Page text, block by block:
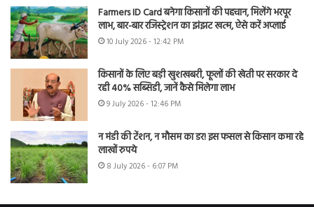
Farmers ID Card बनेगा किसानों की पहचान, मिलेंगे भरपूर
लाभ, बार-बार रजिस्ट्रेशन का झंझट खत्म, ऐसे करें अप्लाई
10 July 2026 - 12:42 PM
किसानों के लिए बड़ी खुशखबरी, फूलों की खेती पर सरकार दे
रही 40% सब्सिडी, जानें कैसे मिलेगा लाभ
9 July 2026 - 12:46 PM
न मंडी की टेंशन, न मौसम का डर! इस फसल से किसान कमा रहे
लाखों रुपये
8 July 2026 - 6:07 PM